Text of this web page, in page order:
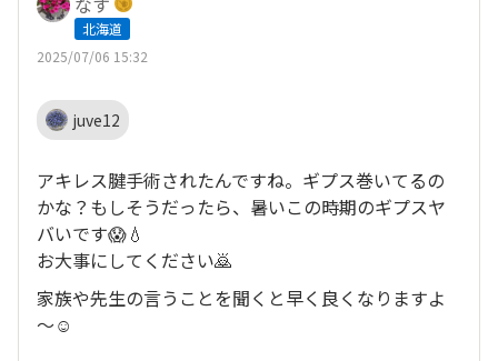
北海道
2025/07/06 15:32
juve12
アキレス腱手術されたんですね。ギプス巻いてるの
かな？もしそうだったら、暑いこの時期のギプスヤ
バいです😱💧
お大事にしてください🙇
家族や先生の言うことを聞くと早く良くなりますよ
～☺️